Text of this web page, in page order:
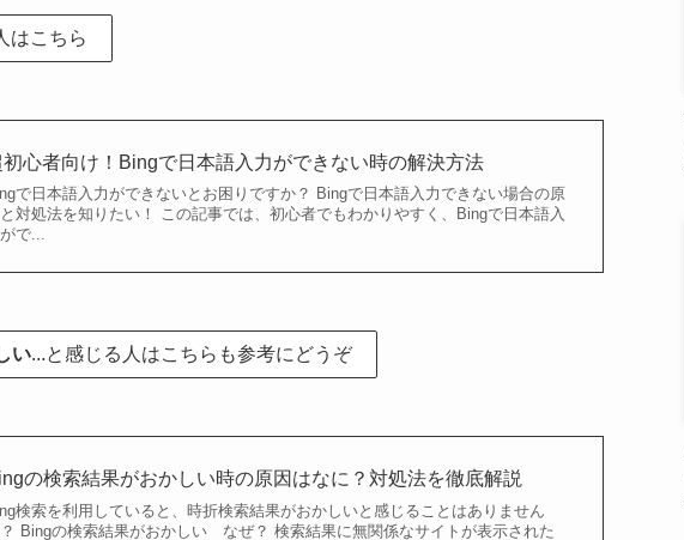
はこちら
初心者向け！Bingで日本語入力ができない時の解決方法
で日本語入力ができないとお困りですか？ Bingで日本語入力できない場合の原
対処法を知りたい！ この記事では、初心者でもわかりやすく、Bingで日本語入
で...
い...と感じる人はこちらも参考にどうぞ
の検索結果がおかしい時の原因はなに？対処法を徹底解説
検索を利用していると、時折検索結果がおかしいと感じることはありません
Bingの検索結果がおかしい なぜ？ 検索結果に無関係なサイトが表示された